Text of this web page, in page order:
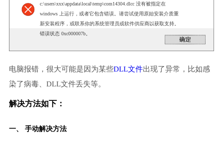
c:\users\xxx\appdata\local\temp\com14304.dlcc 没有被指定在
windows 上运行，或者它包含错误。请尝试使用原始安装介质重
新安装程序，或联系你的系统管理员或软件供应商以获取支持。
错误状态 0xc000007b。
电脑报错，很大可能是因为某些DLL文件出现了异常，比如感
染了病毒、DLL文件丢失等。
解决方法如下：
一、 手动解决方法